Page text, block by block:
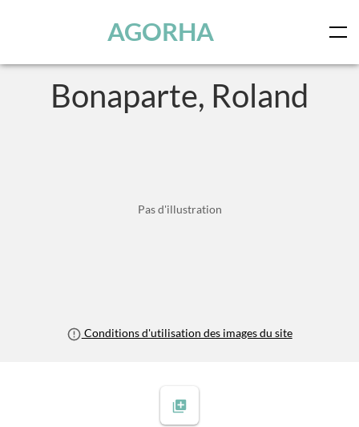
AGORHA
Bonaparte, Roland
Pas d'illustration
Conditions d'utilisation des images du site